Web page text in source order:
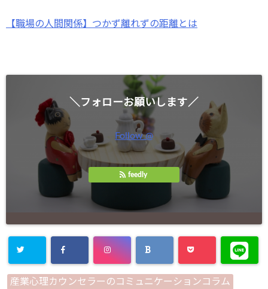
【職場の人間関係】つかず離れずの距離とは
＼フォローお願いします／
Follow @
feedly
産業心理カウンセラーのコミュニケーションコラム